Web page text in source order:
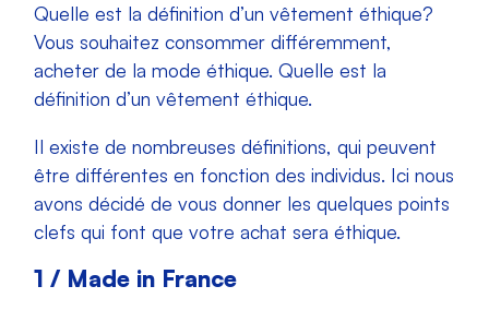
Quelle est la définition d’un vêtement éthique?
Vous souhaitez consommer différemment,
acheter de la mode éthique. Quelle est la
définition d’un vêtement éthique.
Il existe de nombreuses définitions, qui peuvent
être différentes en fonction des individus. Ici nous
avons décidé de vous donner les quelques points
clefs qui font que votre achat sera éthique.
1 / Made in France